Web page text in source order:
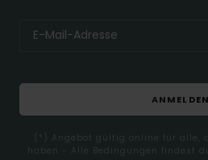
ANMELDEN
(*) Angebot gültig online für alle,
haben - Alle Bedingungen findest